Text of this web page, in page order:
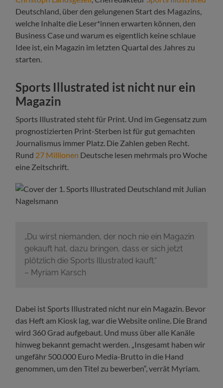
Deutschland, über den gelungenen Start des Magazins,
welche Inhalte die Leser*innen erwarten können, den
Business Case und warum es eigentlich keine schlaue
Idee ist, ein Magazin im letzten Quartal des Jahres zu
starten.
Sports Illustrated ist nicht nur ein
Magazin
Sports Illustrated steht für Print. Und im Gegensatz zum
prognostizierten Print-Sterben ist für gut gemachten
Journalismus immer Platz. Die Zahlen geben Recht.
Rund 27 Millionen Deutsche lesen mehrmals pro Woche
eine Zeitschrift.
„Du wirst niemanden, der noch nie ein Magazin
gekauft hat, dazu bringen, dass er sich jetzt
plötzlich die Sports Illustrated kauft.“
– Myriam Karsch
Dabei ist Sports Illustrated nicht nur ein Magazin. Bevor
das Heft am Kiosk lag, war die Website online. Die Brand
wird 360 Grad aufgebaut. Und muss über alle Kanäle
hinweg bekannt gemacht werden. „Insgesamt haben wir
ungefähr 500.000 Euro Media-Brutto in die Hand
genommen, um den Titel zu bewerben“, verrät Myriam.